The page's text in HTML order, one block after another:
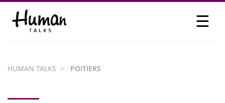
☰
PARTICIPER
HUMAN TALKS POITIERS